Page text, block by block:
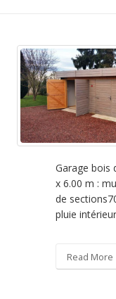
Garage bois
x 6.00 m :
de sections70/
pluie intérieur,...
Read More